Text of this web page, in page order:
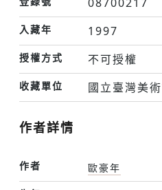
入藏年 1997
授權方式 不可授權
收藏單位 國立臺灣美
作者詳情
作者
歐豪年